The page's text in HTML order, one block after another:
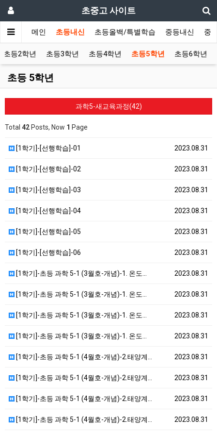
초중고 사이트
메인 초등내신 초등올백/특별학습 중등내신 중
초등2학년 초등3학년 초등4학년 초등5학년 초등6학년
초등 5학년
과학5-새교육과정(42)
Total 42 Posts, Now 1 Page
2023.08.31
[1학기]-[선행학습]-01
2023.08.31
[1학기]-[선행학습]-02
2023.08.31
[1학기]-[선행학습]-03
2023.08.31
[1학기]-[선행학습]-04
2023.08.31
[1학기]-[선행학습]-05
2023.08.31
[1학기]-[선행학습]-06
2023.08.31
[1학기]-초등 과학 5-1 (3월호-개념)-1. 온도…
2023.08.31
[1학기]-초등 과학 5-1 (3월호-개념)-1. 온도…
2023.08.31
[1학기]-초등 과학 5-1 (3월호-개념)-1. 온도…
2023.08.31
[1학기]-초등 과학 5-1 (3월호-개념)-1. 온도…
2023.08.31
[1학기]-초등 과학 5-1 (4월호-개념)-2.태양계…
2023.08.31
[1학기]-초등 과학 5-1 (4월호-개념)-2.태양계…
2023.08.31
[1학기]-초등 과학 5-1 (4월호-개념)-2.태양계…
2023.08.31
[1학기]-초등 과학 5-1 (4월호-개념)-2.태양계…